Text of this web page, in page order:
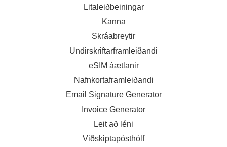
Litaleiðbeiningar
Kanna
Skráabreytir
Undirskriftarframleiðandi
eSIM áætlanir
Nafnkortaframleiðandi
Email Signature Generator
Invoice Generator
Leit að léni
Viðskiptapósthólf